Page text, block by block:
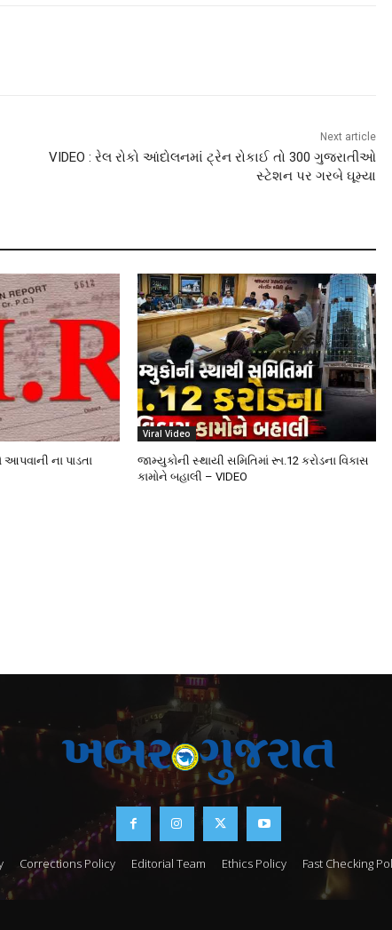
Next article
VIDEO : રેલ રોકો આંદોલનમાં ટ્રેન રોકાઈ તો 300 ગુજરાતીઓ
સ્ટેશન પર ગરબે ઘૂમ્યા
ના પાડતા
Viral Video
જામ્યુકોની સ્થાયી સમિતિમાં રૂા.12 કરોડના વિકાસ
કામોને બહાલી – VIDEO
Corrections Policy Editorial Team Ethics Policy Fast Checking